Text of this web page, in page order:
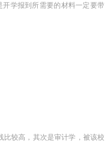
开学报到所需要的材料一定要带
比较高，其次是审计学，被该校